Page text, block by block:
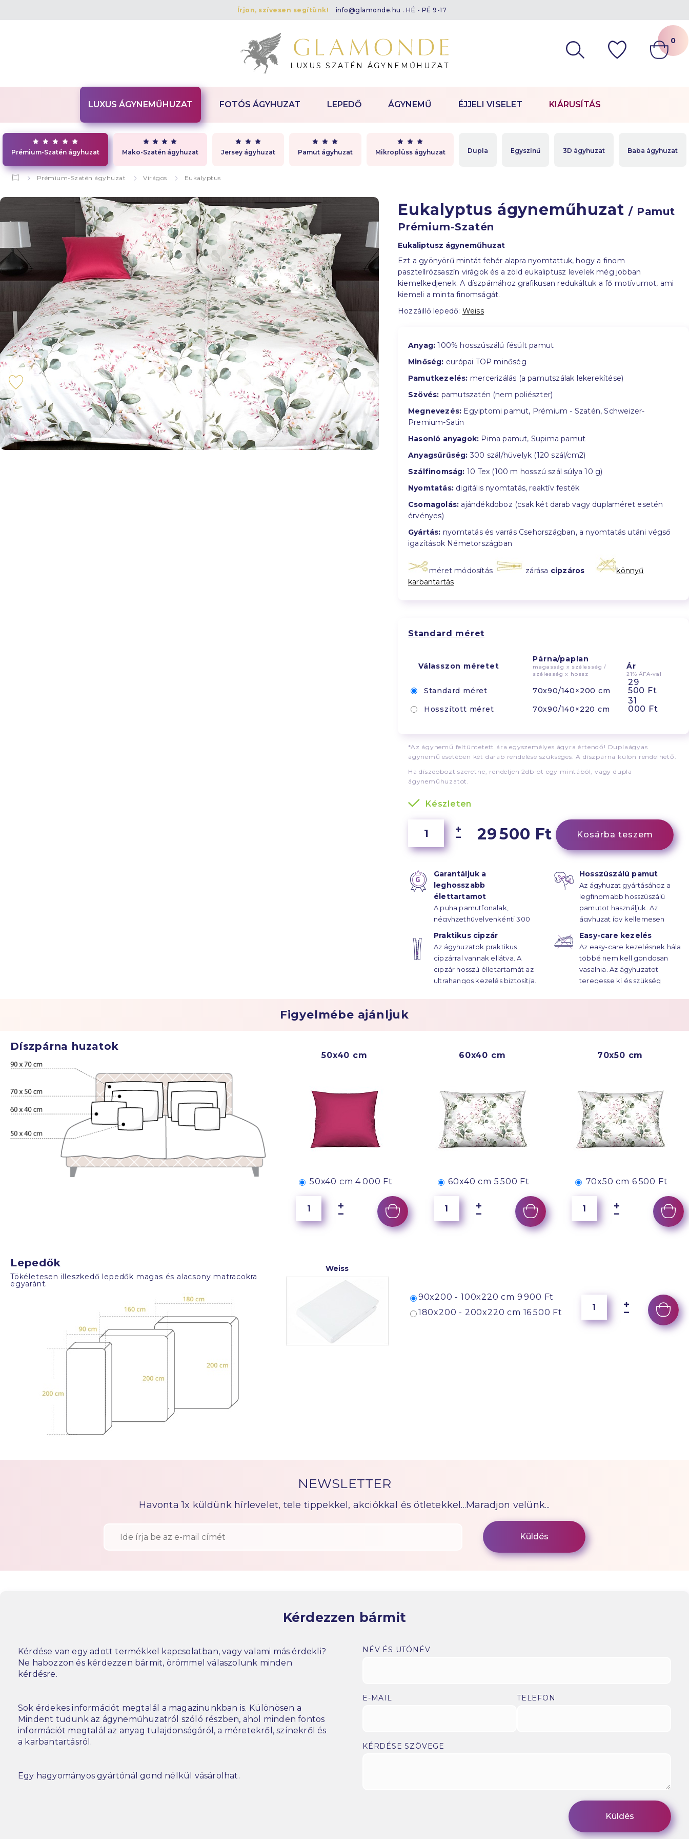
Írjon, szívesen segítünk! info@glamonde.hu . HÉ - PÉ 9-17
LUXUS SZATÉN ÁGYNEMŰHUZAT
0
LUXUS ÁGYNEMŰHUZAT
Prémium-Szatén ágyhuzat Mako-Szatén ágyhuzat Jersey ágyhuzat Pamut ágyhuzat Mikroplüss ágyhuzat Dupla Egyszínű 3D ágyhuzat Baba ágyhuzat
FOTÓS ÁGYHUZAT LEPEDŐ ÁGYNEMŰ ÉJJELI VISELET KIÁRUSÍTÁS
Prémium-Szatén ágyhuzat Virágos Eukalyptus
Eukalyptus ágyneműhuzat/ Pamut
Prémium-Szatén
Eukaliptusz ágyneműhuzat
Ezt a gyönyörű mintát fehér alapra nyomtattuk, hogy a finom
pasztellrózsaszín virágok és a zöld eukaliptusz levelek még jobban
kiemelkedjenek. A díszpárnához grafikusan redukáltuk a fő motívumot, ami
kiemeli a minta finomságát.
Hozzáillő lepedő: Weiss
Anyag: 100% hosszúszálú fésült pamut
Minőség: európai TOP minőség
Pamutkezelés: mercerizálás (a pamutszálak lekerekítése)
Szövés: pamutszatén (nem poliészter)
Megnevezés: Egyiptomi pamut, Prémium - Szatén, Schweizer-
Premium-Satin
Hasonló anyagok: Pima pamut, Supima pamut
Anyagsűrűség: 300 szál/hüvelyk (120 szál/cm2)
Szálfinomság: 10 Tex (100 m hosszú szál súlya 10 g)
Nyomtatás: digitális nyomtatás, reaktív festék
Csomagolás: ajándékdoboz (csak két darab vagy duplaméret esetén
érvényes)
Gyártás: nyomtatás és varrás Csehországban, a nyomtatás utáni végső
igazítások Németországban
méret módosítás zárása cipzáros
könnyű
karbantartás
Standard méret
Válasszon méretet
Párna/paplan
magasság x szélesség /
szélesség x hossz
Ár
21% ÁFA-val
Standard méret 70x90/140×200 cm
29
500 Ft
Hosszított méret 70x90/140×220 cm
31
000 Ft
*Az ágynemű feltüntetett ára egyszemélyes ágyra értendő! Duplaágyas
ágynemű esetében két darab rendelése szükséges. A díszpárna külön rendelhető.
Ha díszdobozt szeretne, rendeljen 2db-ot egy mintából, vagy dupla
ágyneműhuzatot.
Készleten
29 500 Ft Kosárba teszem
Garantáljuk a
leghosszabb
élettartamot
A puha pamutfonalak,
négyhzethüvelyenkénti 300
szál sűrűsségű
szaténkötésének hála, az
ágyhuzatok élettartama
évtizedekre húzódik.
Hosszúszálú pamut
Az ágyhuzat gyártásához a
legfinomabb hosszúszálú
pamutot használjuk. Az
ágyhuzat így kellemesen
Praktikus cipzár
Az ágyhuzatok praktikus
cipzárral vannak ellátva. A
cipzár hosszú élletartamát az
ultrahangos kezelés biztosítja.
Easy-care kezelés
Az easy-care kezelésnek hála
többé nem kell gondosan
vasalnia. Az ágyhuzatot
teregesse ki és szükség
Figyelmébe ajánljuk
Díszpárna huzatok
50x40 cm
50x40 cm 4 000 Ft
60x40 cm
60x40 cm 5 500 Ft
70x50 cm
70x50 cm 6 500 Ft
Lepedők
Tökéletesen illeszkedő lepedők magas és alacsony matracokra
egyaránt.
Weiss
90x200 - 100x220 cm 9 900 Ft
180x200 - 200x220 cm 16 500 Ft
NEWSLETTER
Havonta 1x küldünk hírlevelet, tele tippekkel, akciókkal és ötletekkel...Maradjon velünk...
Kérdezzen bármit
Kérdése van egy adott termékkel kapcsolatban, vagy valami más érdekli?
Ne habozzon és kérdezzen bármit, örömmel válaszolunk minden
kérdésre.
Sok érdekes információt megtalál a magazinunkban is. Különösen a
Mindent tudunk az ágyneműhuzatról szóló részben, ahol minden fontos
információt megtalál az anyag tulajdonságáról, a méretekről, színekről és
a karbantartásról.
Egy hagyományos gyártónál gond nélkül vásárolhat.
NÉV ÉS UTÓNÉV
E-MAIL TELEFON
KÉRDÉSE SZÖVEGE